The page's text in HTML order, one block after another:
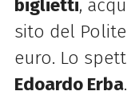
biglietti,
sito del
euro. Lo
Edoardo Erba.